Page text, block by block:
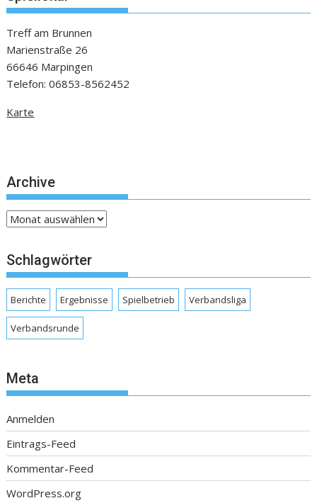
Treff am Brunnen
Marienstraße 26
66646 Marpingen
Telefon: 06853-8562452
Karte
Archive
Archive
Schlagwörter
Berichte Ergebnisse Spielbetrieb Verbandsliga
Verbandsrunde
Meta
Anmelden
Eintrags-Feed
Kommentar-Feed
WordPress.org